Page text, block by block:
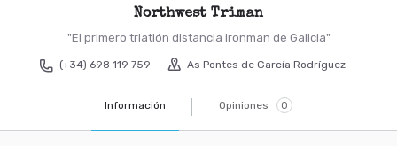
Northwest Triman
"El primero triatlón distancia Ironman de Galicia"
(+34) 698 119 759 As Pontes de García Rodríguez
Información Opiniones 0